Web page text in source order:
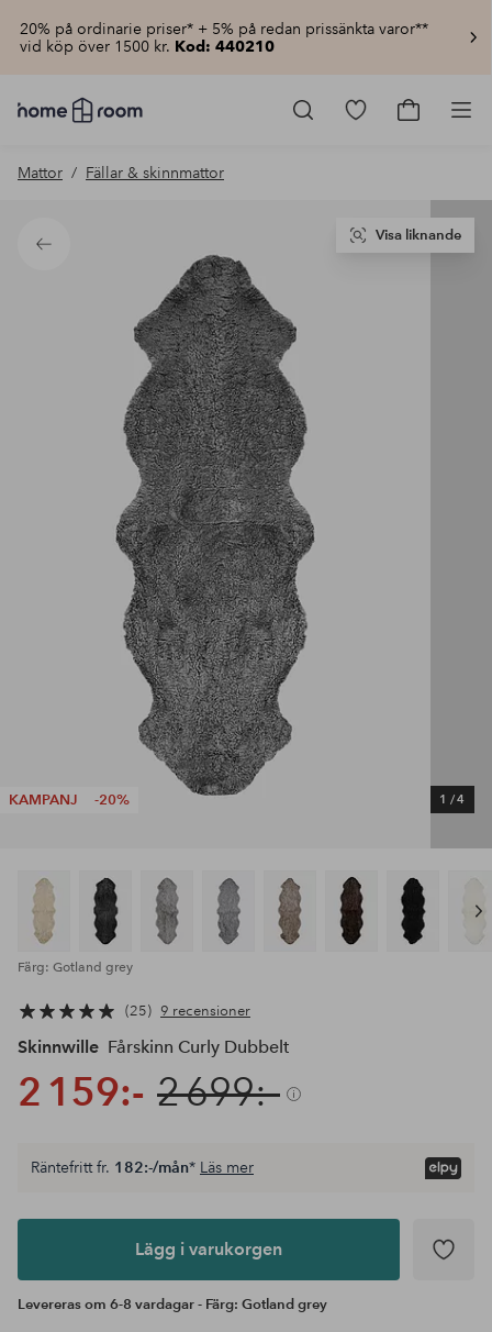
20% på ordinarie priser* + 5% på redan prissänkta varor**
vid köp över 1500 kr. Kod: 440210
Homeroom
–
hemmet
pris
Gå
Gå
Mattor Fällar & skinnmattor
Tillbaka
KAMPANJ -20% 1 /4
Visa liknande
Färg: Gotland grey
25 9 recensioner
Skinnwille Fårskinn Curly Dubbelt
2 159:- 2 699:-
Lägg i
Räntefritt fr. 182:-/mån* Läs mer
Lägg i varukorgen
Levereras om 6-8 vardagar - Färg: Gotland grey